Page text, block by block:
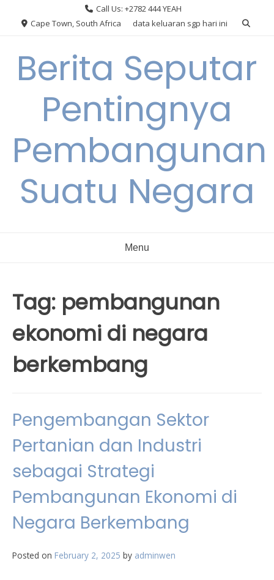
Call Us: +2782 444 YEAH
Cape Town, South Africa
data keluaran sgp hari ini
Berita Seputar
Pentingnya
Pembangunan
Suatu Negara
Menu
Tag: pembangunan
ekonomi di negara
berkembang
Pengembangan Sektor
Pertanian dan Industri
sebagai Strategi
Pembangunan Ekonomi di
Negara Berkembang
Posted on February 2, 2025 by adminwen